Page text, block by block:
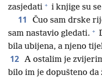
zasjedati + i knjige su
11
Čuo sam drske
sam nastavio gledati. +
bila ubijena, a njeno
12 A ostalim je
bilo im je dopušteno